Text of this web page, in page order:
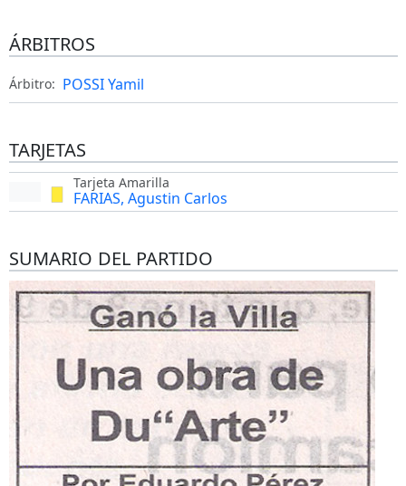
ÁRBITROS
Árbitro: POSSI Yamil
TARJETAS
Tarjeta Amarilla
FARIAS, Agustin Carlos
SUMARIO DEL PARTIDO